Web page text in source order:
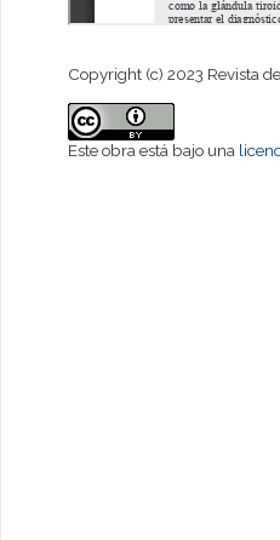
Copyright (c) 2023 Revista
Este obra está bajo una